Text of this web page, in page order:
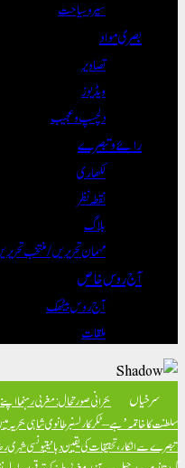
سیر و سیاحت
بصری مواد
تصاویر
ویڈیوز
دلچسپ و عجیب
رائے و تبصرے
لکھاری
نقطہ نظر
بلاگ
مہمان تحریریں / منتخب
آج روس خاص
آج روس بیٹھک
ملقات
سرخیاں بحرانی صورتحال: مغربی رہنما
سلطنت کا خاتمہ’ ہے – ٹکر کارلسنبرطانوی شاہی بحریہ
تبصرے سے انکار، تحقیقات کی یقین دہانی